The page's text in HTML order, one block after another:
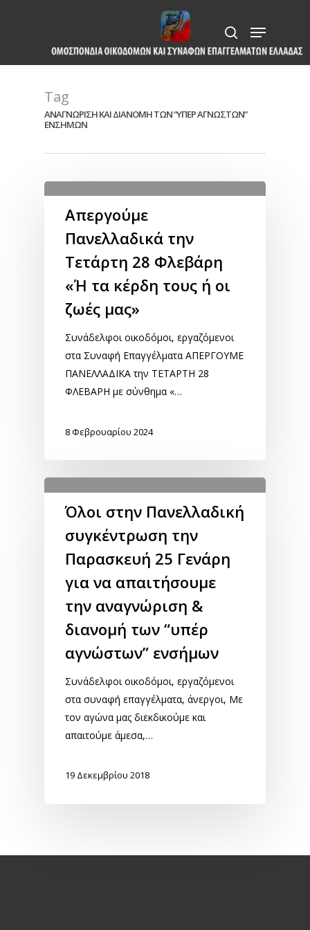
content
search
Menu
Tag
ΑΝΑΓΝΩΡΙΣΗ ΚΑΙ ΔΙΑΝΟΜΗ ΤΩΝ “ΥΠΕΡ ΑΓΝΩΣΤΩΝ”
ΕΝΣΗΜΩΝ
Απεργούμε
Πανελλαδικά την
Τετάρτη 28 Φλεβάρη
«Ή τα κέρδη τους ή οι
ζωές μας»
Συνάδελφοι οικοδόμοι, εργαζόμενοι
στα Συναφή Επαγγέλματα ΑΠΕΡΓΟΥΜΕ
ΠΑΝΕΛΛΑΔΙΚΑ την ΤΕΤΑΡΤΗ 28
ΦΛΕΒΑΡΗ με σύνθημα «…
8 Φεβρουαρίου 2024
Όλοι στην Πανελλαδική
συγκέντρωση την
Παρασκευή 25 Γενάρη
για να απαιτήσουμε
την αναγνώριση &
διανομή των “υπέρ
αγνώστων” ενσήμων
Συνάδελφοι οικοδόμοι, εργαζόμενοι
στα συναφή επαγγέλματα, άνεργοι, Με
τον αγώνα μας διεκδικούμε και
απαιτούμε άμεσα,…
19 Δεκεμβρίου 2018